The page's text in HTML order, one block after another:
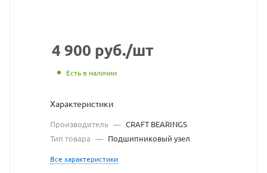
https://
по
ссылке
разрешения
владельца
сайта
4 900 руб./шт
Есть в наличии
Характеристики
Производитель — CRAFT BEARINGS
Тип товара — Подшипниковый узел
Все характеристики